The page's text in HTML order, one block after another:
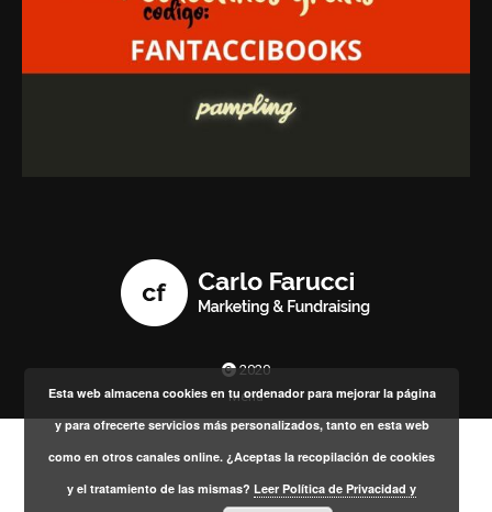
2020
Menú
Esta web almacena cookies en tu ordenador para mejorar la página
y para ofrecerte servicios más personalizados, tanto en esta web
como en otros canales online. ¿Aceptas la recopilación de cookies
y el tratamiento de las mismas? Leer Política de Privacidad y